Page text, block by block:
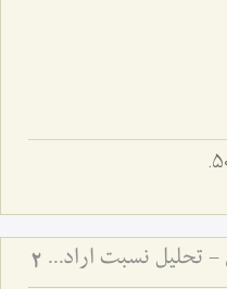
تبیین کیفیت قضا و قدر الهی - تحلیل نسبت اراده پروردگار با تعینات و تشخصات عالم 2